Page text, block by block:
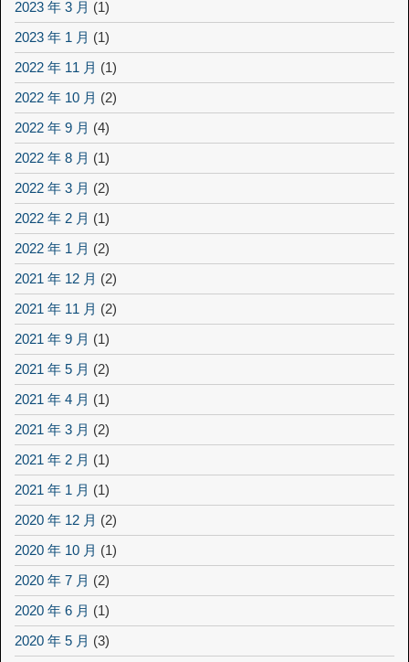
2023 年 3 月 (1)
2023 年 1 月 (1)
2022 年 11 月 (1)
2022 年 10 月 (2)
2022 年 9 月 (4)
2022 年 8 月 (1)
2022 年 3 月 (2)
2022 年 2 月 (1)
2022 年 1 月 (2)
2021 年 12 月 (2)
2021 年 11 月 (2)
2021 年 9 月 (1)
2021 年 5 月 (2)
2021 年 4 月 (1)
2021 年 3 月 (2)
2021 年 2 月 (1)
2021 年 1 月 (1)
2020 年 12 月 (2)
2020 年 10 月 (1)
2020 年 7 月 (2)
2020 年 6 月 (1)
2020 年 5 月 (3)